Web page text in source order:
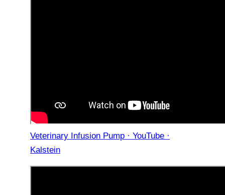
Veterinary Infusion Pump · YouTube ·
Kalstein